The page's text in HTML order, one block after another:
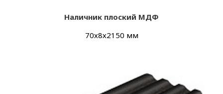
Наличник плоский МДФ
70х8х2150 мм